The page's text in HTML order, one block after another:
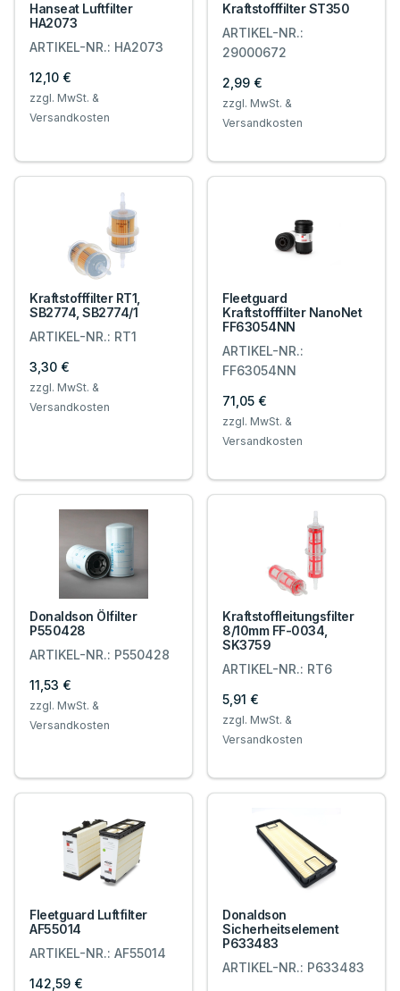
Hanseat Luftfilter
HA2073
ARTIKEL-NR.: HA2073
12,10 €
zzgl. MwSt. &
Versandkosten
Kraftstofffilter ST350
ARTIKEL-NR.:
29000672
2,99 €
zzgl. MwSt. &
Versandkosten
Kraftstofffilter RT1,
SB2774, SB2774/1
ARTIKEL-NR.: RT1
3,30 €
zzgl. MwSt. &
Versandkosten
Fleetguard
Kraftstofffilter NanoNet
FF63054NN
ARTIKEL-NR.:
FF63054NN
71,05 €
zzgl. MwSt. &
Versandkosten
Donaldson Ölfilter
P550428
ARTIKEL-NR.: P550428
11,53 €
zzgl. MwSt. &
Versandkosten
Kraftstoffleitungsfilter
8/10mm FF-0034,
SK3759
ARTIKEL-NR.: RT6
5,91 €
zzgl. MwSt. &
Versandkosten
Fleetguard Luftfilter
AF55014
ARTIKEL-NR.: AF55014
142,59 €
Donaldson
Sicherheitselement
P633483
ARTIKEL-NR.: P633483